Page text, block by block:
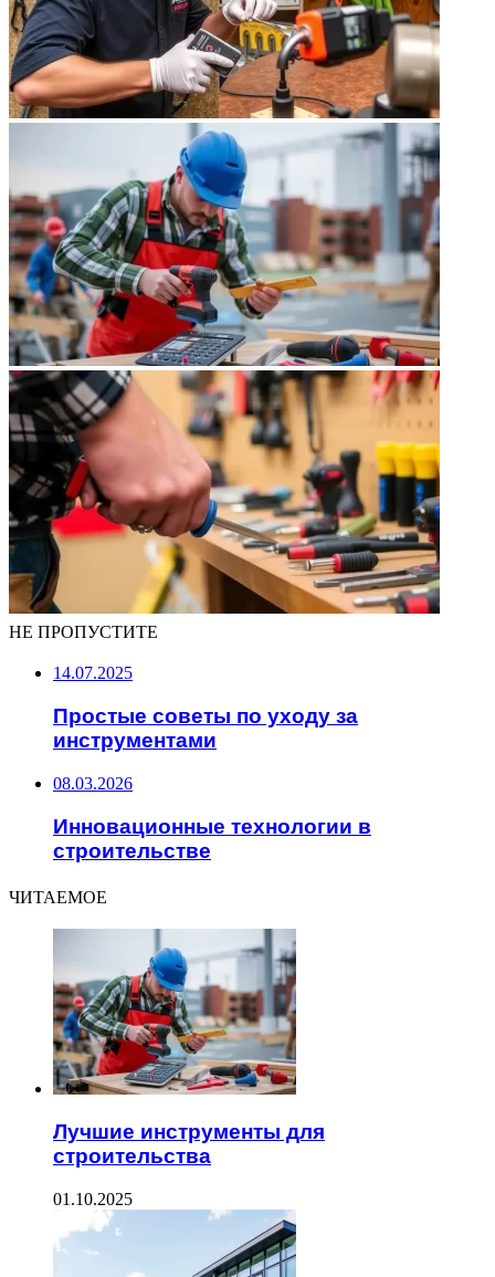
НЕ ПРОПУСТИТЕ
14.07.2025
Простые советы по уходу за
инструментами
08.03.2026
Инновационные технологии в
строительстве
ЧИТАЕМОЕ
Лучшие инструменты для
строительства
01.10.2025